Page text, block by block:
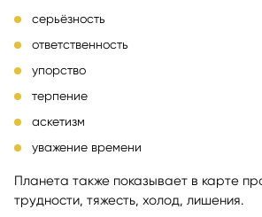
серьёзность
ответственность
упорство
терпение
аскетизм
уважение времени
Планета также показывает в карте
трудности, тяжесть, холод, лишения.